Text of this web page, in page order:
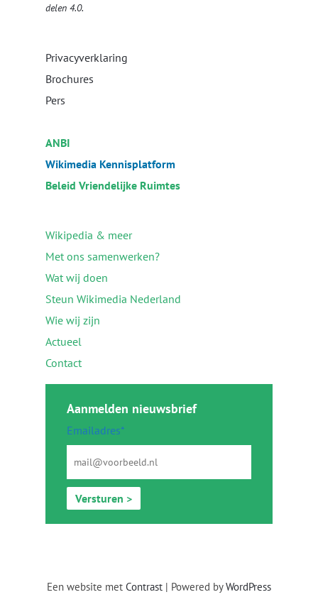
delen 4.0.
Privacyverklaring
Brochures
Pers
ANBI
Wikimedia Kennisplatform
Beleid Vriendelijke Ruimtes
Wikipedia & meer
Met ons samenwerken?
Wat wij doen
Steun Wikimedia Nederland
Wie wij zijn
Actueel
Contact
Aanmelden nieuwsbrief
Emailadres*
Versturen >
Een website met Contrast | Powered byWordPress